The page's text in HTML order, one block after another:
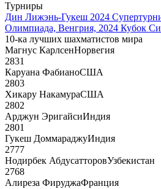
Турниры
Дин Лижэнь-Гукеш 2024
Олимпиада, Венгрия, 2024 Кубок
10-ка лучших шахматистов мира
Магнус КарлсенНорвегия
2831
Каруана ФабианоСША
2803
Хикару НакамураСША
2802
Арджун ЭригайсиИндия
2801
Гукеш ДоммараджуИндия
2777
Нодирбек АбдусатторовУзбекистан
2768
Алиреза ФируджаФранция